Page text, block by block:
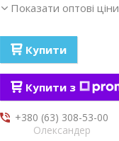
Показати оптові ціни
Купити
Купити з
+380 (63) 308-53-00
Олександер